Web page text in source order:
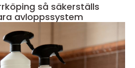
säkerställs
avloppssystem